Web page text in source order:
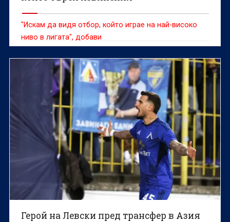
"Искам да видя отбор, който играе на най-високо
ниво в лигата", добави
Герой на Левски пред трансфер в Азия